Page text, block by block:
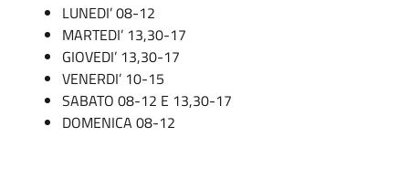
LUNEDI’ 08-12
MARTEDI’ 13,30-17
GIOVEDI’ 13,30-17
VENERDI’ 10-15
SABATO 08-12 E 13,30-17
DOMENICA 08-12